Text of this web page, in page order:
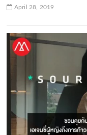
April 28, 2019